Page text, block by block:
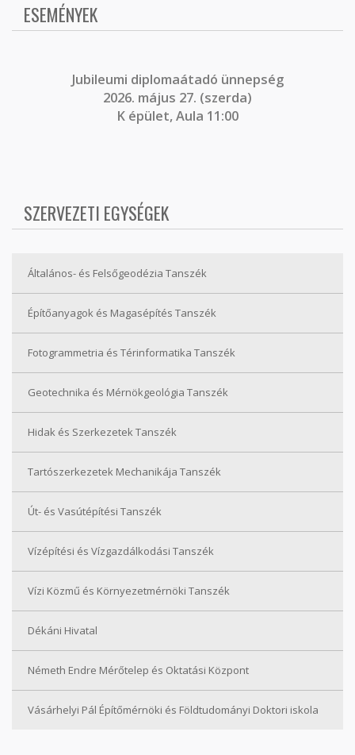
ESEMÉNYEK
Jubileumi diplomaátadó ünnepség
2026. május 27. (szerda)
K épület, Aula 11:00
SZERVEZETI EGYSÉGEK
Általános- és Felsőgeodézia Tanszék
Építőanyagok és Magasépítés Tanszék
Fotogrammetria és Térinformatika Tanszék
Geotechnika és Mérnökgeológia Tanszék
Hidak és Szerkezetek Tanszék
Tartószerkezetek Mechanikája Tanszék
Út- és Vasútépítési Tanszék
Vízépítési és Vízgazdálkodási Tanszék
Vízi Közmű és Környezetmérnöki Tanszék
Dékáni Hivatal
Németh Endre Mérőtelep és Oktatási Központ
Vásárhelyi Pál Építőmérnöki és Földtudományi Doktori iskola